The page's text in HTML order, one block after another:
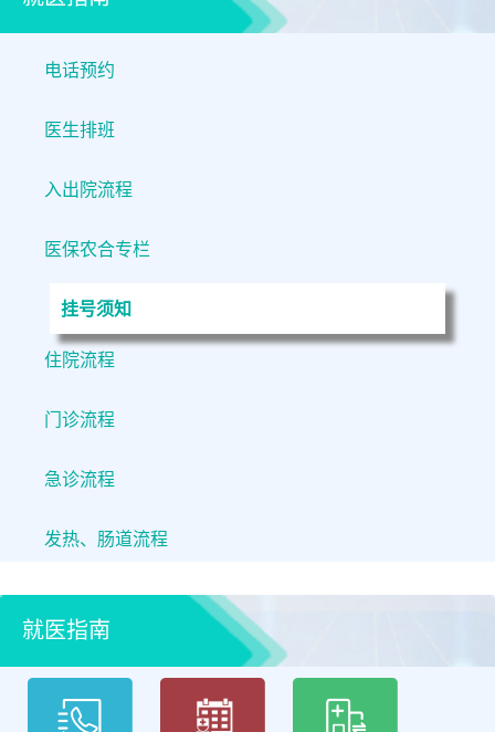
电话预约
医生排班
入出院流程
医保农合专栏
挂号须知
住院流程
门诊流程
急诊流程
发热、肠道流程
就医指南